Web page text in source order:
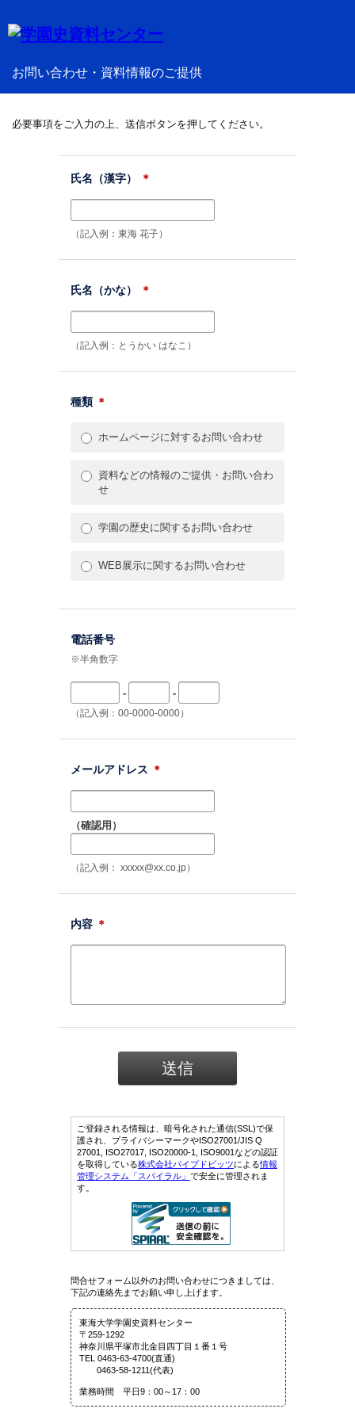
お問い合わせ・資料情報のご提供
必要事項をご入力の上、送信ボタンを押してください。
氏名（漢字） ＊
（記入例：東海 花子）
氏名（かな） ＊
（記入例：とうかい はなこ）
種類 ＊
ホームページに対するお問い合わせ
資料などの情報のご提供・お問い合わ
せ
学園の歴史に関するお問い合わせ
WEB展示に関するお問い合わせ
電話番号
※半角数字
- -
（記入例：00-0000-0000）
メールアドレス ＊
（確認用）
（記入例： xxxxx@xx.co.jp）
内容 ＊
ご登録される情報は、暗号化された通信(SSL)で保
護され、プライバシーマークやISO27001/JIS Q
27001, ISO27017, ISO20000-1, ISO9001などの認証
を取得している株式会社パイプドビッツによる情報
管理システム「スパイラル」 で安全に管理されま
す。
問合せフォーム以外のお問い合わせにつきましては、
下記の連絡先までお願い申し上げます。
東海大学学園史資料センター
〒259-1292
神奈川県平塚市北金目四丁目１番１号
TEL 0463-63-4700(直通)
0463-58-1211(代表)
業務時間 平日9：00～17：00